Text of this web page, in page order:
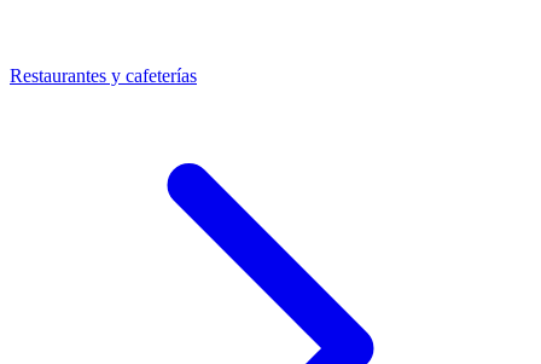
Restaurantes y cafeterías